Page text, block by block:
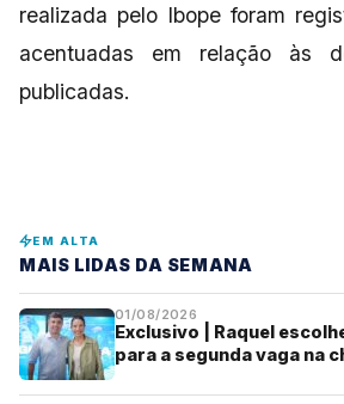
realizada pelo Ibope foram
acentuadas em relação às
publicadas.
EM ALTA
MAIS LIDAS DA SEMANA
01/08/2026
Exclusivo | Raquel
para a segunda vaga na